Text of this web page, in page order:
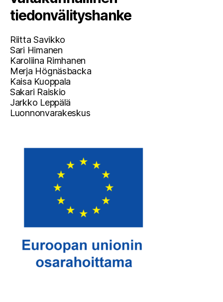
tiedonvälityshanke
Riitta Savikko
Sari Himanen
Karoliina Rimhanen
Merja Högnäsbacka
Kaisa Kuoppala
Sakari Raiskio
Jarkko Leppälä
Luonnonvarakeskus